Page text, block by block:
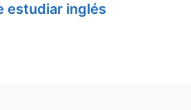
estudiar inglés